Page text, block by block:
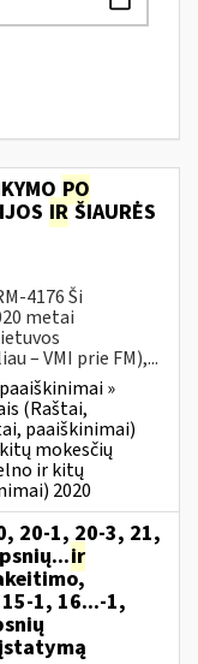
PO
IRŠIAURĖS
4176 Ši
metai
– VMI prie FM),...
»
(Raštai,
paaiškinimai)
mokesčių
ir kitų
2020
20-1, 20-3, 21,
ir
1, 16...-1,